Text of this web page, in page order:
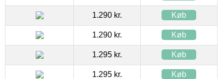
1.290 kr. Køb
1.290 kr. Køb
1.295 kr. Køb
1.295 kr. Køb